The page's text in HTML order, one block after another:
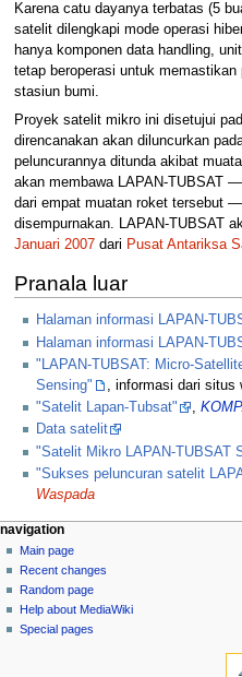
Karena catu dayanya terbatas (5
satelit dilengkapi mode operasi
hanya komponen data handling,
tetap beroperasi untuk
stasiun bumi.
Proyek satelit mikro ini disetujui
direncanakan akan diluncurkan
peluncurannya ditunda akibat
akan membawa LAPAN-TUBSAT
dari empat muatan roket tersebut
disempurnakan. LAPAN-TUBSAT
Januari 2007dari Pusat Antariksa
Pranala luar
Halaman informasi LAPAN-
Halaman informasi LAPAN-
"LAPAN-TUBSAT: Micro-
Sensing"
, informasi dari situs
"Satelit Lapan-Tubsat"
,
Data satelit
"Satelit Mikro LAPAN-TUBSAT
"Sukses peluncuran satelit
Waspada
N
a
v
g
page actions
page
discussion
read
view
source
personal tools
log
in
navigation
Main page
Recent changes
Random page
Help about MediaWiki
Special pages